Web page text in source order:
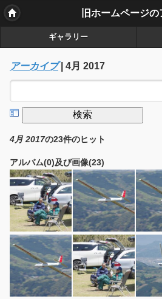
ギャラリー
アーカイブ| 4月 2017
4月 2017の23件のヒット
アルバム(0)及び画像(23)